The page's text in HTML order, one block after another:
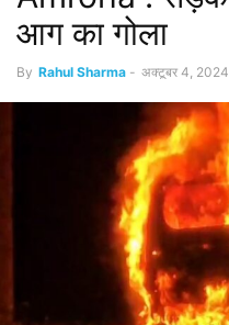
आग का गोला
By Rahul Sharma - अक्टूबर 4, 2024